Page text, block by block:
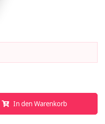
In den Warenkorb